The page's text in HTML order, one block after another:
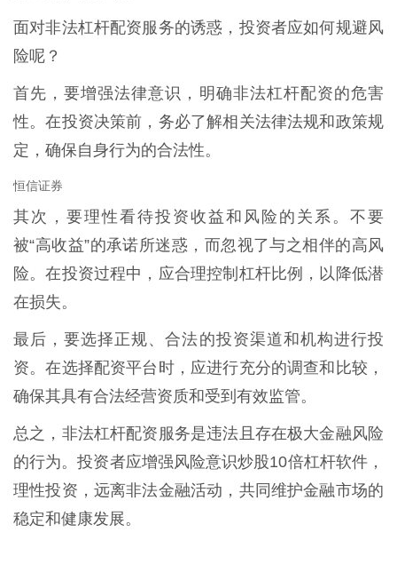
面对非法杠杆配资服务的诱惑，投资者应如何规避风
险呢？
首先，要增强法律意识，明确非法杠杆配资的危害
性。在投资决策前，务必了解相关法律法规和政策规
定，确保自身行为的合法性。
恒信证券
其次，要理性看待投资收益和风险的关系。不要
被“高收益”的承诺所迷惑，而忽视了与之相伴的高风
险。在投资过程中，应合理控制杠杆比例，以降低潜
在损失。
最后，要选择正规、合法的投资渠道和机构进行投
资。在选择配资平台时，应进行充分的调查和比较，
确保其具有合法经营资质和受到有效监管。
总之，非法杠杆配资服务是违法且存在极大金融风险
的行为。投资者应增强风险意识炒股10倍杠杆软件，
理性投资，远离非法金融活动，共同维护金融市场的
稳定和健康发展。